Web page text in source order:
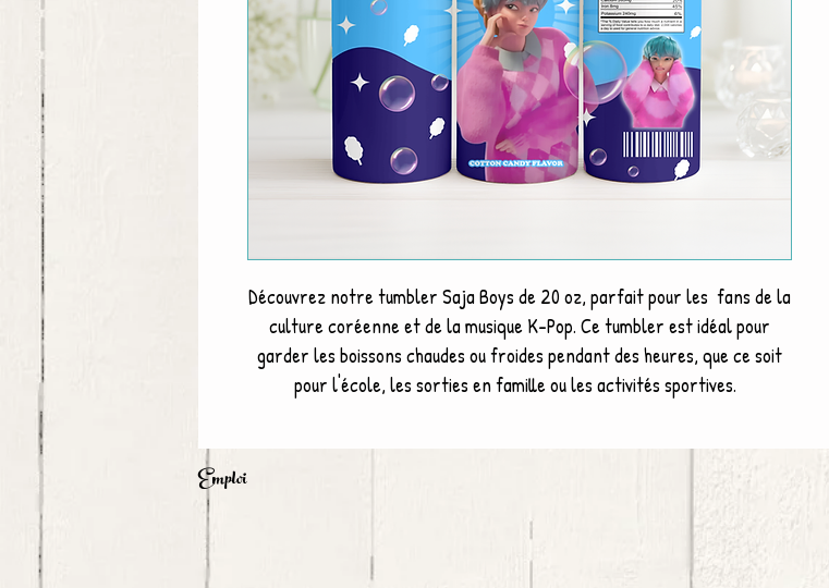
Découvrez notre tumbler Saja Boys de 20 oz, parfait pour les fans de la
culture coréenne et de la musique K-Pop. Ce tumbler est idéal pour
garder les boissons chaudes ou froides pendant des heures, que ce soit
pour l'école, les sorties en famille ou les activités sportives.
Emploi